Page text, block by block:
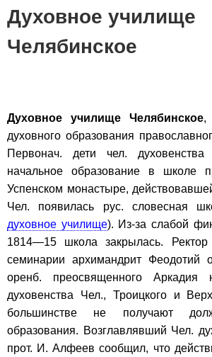
Духовное училище
Челябинское
Духовное училище Челябинское,
духовного образования
Первонач. дети чел.
начальное образование в школе
Успенском монастыре,
Чел. появилась рус. словесная
духовное училище). Из-за слабой
1814—15 школа закрылась.
семинарии архимандрит Феодотий
оренб. преосвященного
духовенства Чел., Троицкого и
большинстве не получают
образования. Возглавлявший Чел.
прот. И. Алфеев сообщил, что